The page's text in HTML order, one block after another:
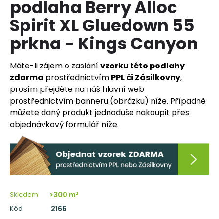
podlaha Berry Alloc
Spirit XL Gluedown 55
prkna - Kings Canyon
Máte-li zájem o zaslánívzorku této podlahy
zdarma prostřednictvím PPL či Zásilkovny,
prosím přejděte na náš hlavní web
prostřednictvím banneru (obrázku) níže. Případně
můžete daný produkt jednoduše nakoupit přes
objednávkový formulář níže.
Skladem >300 m²
Kód: 2166
a
j
í
t
?
HLEDAT
D
o
p
r
u